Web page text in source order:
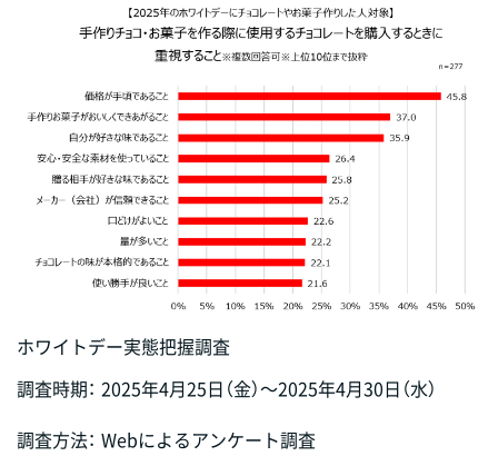
ホワイトデー実態把握調査
調査時期： 2025年4月25日（金）～2025年4月30日（水）
調査方法： Webによるアンケート調査